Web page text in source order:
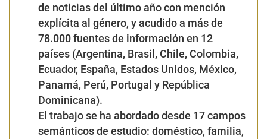
de noticias del último año con mención
explícita al género, y acudido a más de
78.000 fuentes de información en 12
países (Argentina, Brasil, Chile, Colombia,
Ecuador, España, Estados Unidos, México,
Panamá, Perú, Portugal y República
Dominicana).
El trabajo se ha abordado desde 17 campos
semánticos de estudio: doméstico, familia,